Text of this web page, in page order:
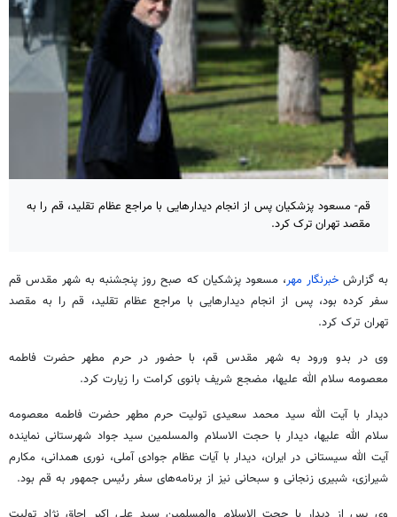
قم- مسعود پزشکیان پس از انجام دیدارهایی با مراجع عظام تقلید، قم را به
مقصد تهران ترک کرد.
به گزارش خبرنگار مهر، مسعود پزشکیان که صبح روز پنجشنبه به شهر مقدس قم
سفر کرده بود، پس از انجام دیدارهایی با مراجع عظام تقلید، قم را به مقصد
تهران ترک کرد.
وی در بدو ورود به شهر مقدس قم، با حضور در حرم مطهر حضرت فاطمه
معصومه سلام الله علیها، مضجع شریف بانوی کرامت را زیارت کرد.
دیدار با آیت الله سید محمد سعیدی تولیت حرم مطهر حضرت فاطمه معصومه
سلام الله علیها، دیدار با حجت الاسلام والمسلمین سید جواد شهرستانی نماینده
آیت الله سیستانی در ایران، دیدار با آیات عظام جوادی آملی، نوری همدانی، مکارم
شیرازی، شبیری زنجانی و سبحانی نیز از برنامه‌های سفر رئیس جمهور به قم بود.